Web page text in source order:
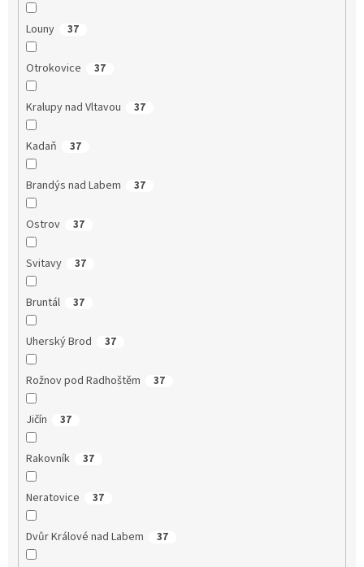
Louny 37
Otrokovice 37
Kralupy nad Vltavou 37
Kadaň 37
Brandýs nad Labem 37
Ostrov 37
Svitavy 37
Bruntál 37
Uherský Brod 37
Rožnov pod Radhoštěm 37
Jičín 37
Rakovník 37
Neratovice 37
Dvůr Králové nad Labem 37